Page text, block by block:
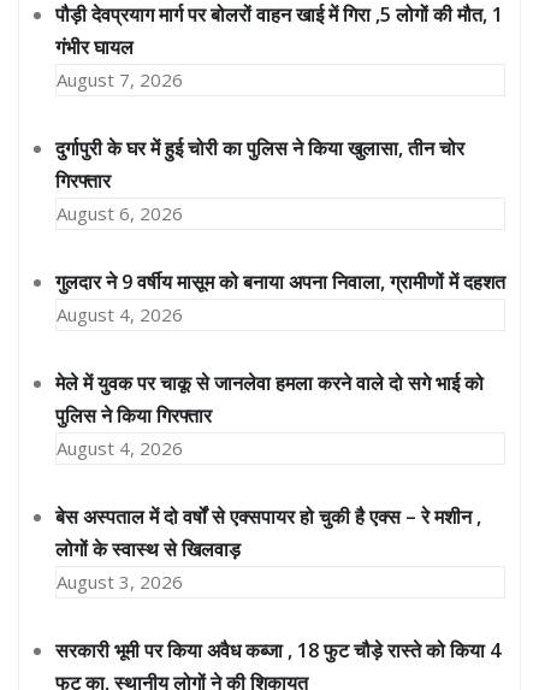
पौड़ी देवप्रयाग मार्ग पर बोलरों वाहन खाई में गिरा ,5 लोगों की मौत, 1
गंभीर घायल
August 7, 2026
दुर्गापुरी के घर में हुई चोरी का पुलिस ने किया खुलासा, तीन चोर
गिरफ्तार
August 6, 2026
गुलदार ने 9 वर्षीय मासूम को बनाया अपना निवाला, ग्रामीणों में दहशत
August 4, 2026
मेले में युवक पर चाकू से जानलेवा हमला करने वाले दो सगे भाई को
पुलिस ने किया गिरफ्तार
August 4, 2026
बेस अस्पताल में दो वर्षों से एक्सपायर हो चुकी है एक्स – रे मशीन ,
लोगों के स्वास्थ से खिलवाड़
August 3, 2026
सरकारी भूमी पर किया अवैध कब्जा , 18 फुट चौड़े रास्ते को किया 4
फुट का, स्थानीय लोगों ने की शिकायत